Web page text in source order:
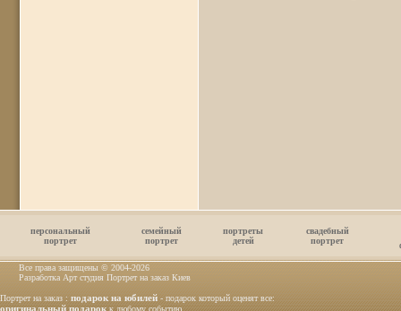
персональный
портрет
семейный
портрет
портреты
детей
свадебный
портрет
Все права защищены © 2004-2026
Разработка Арт студия Портрет на заказ Киев
Портрет на заказ : подарок на юбилей - подарок который оценят все:
оригинальный подарокк любому событию